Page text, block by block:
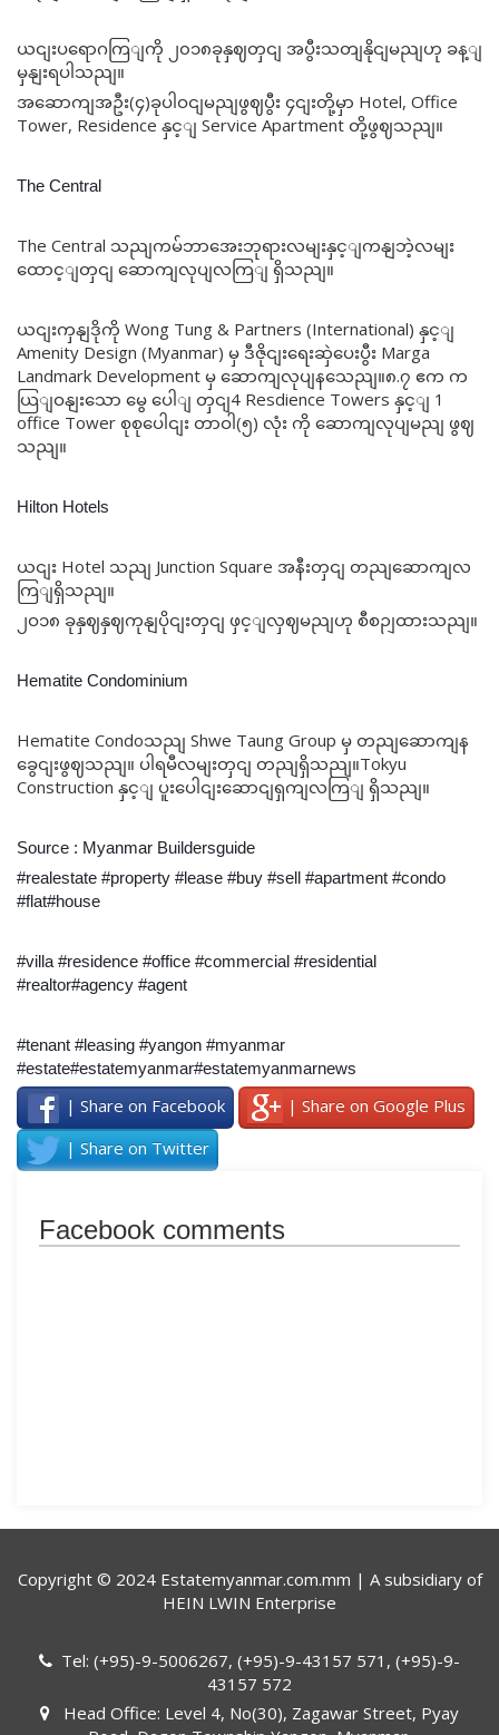
ယငျးပရောဂကြျကို ၂၀၁၈ခုနှဈတှငျ အပွီးသတျနိုငျမညျဟု ခန့ျ
မှနျးရပါသညျ။
အဆောကျအဦး(၄)ခုပါဝငျမညျဖွဈပွီး ၄ငျးတို့မှာ Hotel, Office
Tower, Residence နှင့ျ Service Apartment တို့ဖွဈသညျ။
The Central
The Central သညျကမ်ဘာအေးဘုရားလမျးနှင့ျကနျဘဲ့လမျး
ထောင့ျတှငျ ဆောကျလုပျလကြျ ရှိသညျ။
ယငျးကှနျဒိုကို Wong Tung & Partners (International) နှင့ျ
Amenity Design (Myanmar) မှ ဒီဇိုငျးရေးဆှဲပေးပွီး Marga
Landmark Development မှ ဆောကျလုပျနသေညျ။၈.၇ ဧက က
ယြျဝနျးသော မွေ ပေါျ တှငျ4 Resdience Towers နှင့ျ 1
office Tower စုစုပေါငျး တာဝါ(၅) လုံး ကို ဆောကျလုပျမညျ ဖွဈ
သညျ။
Hilton Hotels
ယငျး Hotel သညျ Junction Square အနီးတှငျ တညျဆောကျလ
ကြျရှိသညျ။
၂ဝ၁၈ ခုနှဈနှဈကုနျပိုငျးတှငျ ဖှင့ျလှဈမညျဟု စီစဉျထားသညျ။
Hematite Condominium
Hematite Condoသညျ Shwe Taung Group မှ တညျဆောကျန
ခွေငျးဖွဈသညျ။ ပါရမီလမျးတှငျ တညျရှိသညျ။Tokyu
Construction နှင့ျ ပူးပေါငျးဆောငျရှကျလကြျ ရှိသညျ။
Source : Myanmar Buildersguide
#realestate #property #lease #buy #sell #apartment #condo
#flat#house
#villa #residence #office #commercial #residential
#realtor#agency #agent
#tenant #leasing #yangon #myanmar
#estate#estatemyanmar#estatemyanmarnews
| Share on Facebook
| Share on Google Plus
| Share on Twitter
Facebook comments
Copyright © 2024 Estatemyanmar.com.mm | A subsidiary of
HEIN LWIN Enterprise
Tel: (+95)-9-5006267, (+95)-9-43157 571, (+95)-9-
43157 572
Head Office: Level 4, No(30), Zagawar Street, Pyay